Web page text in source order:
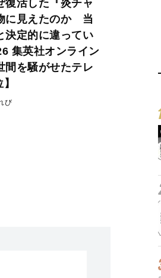
活した『炎チャ
に見えたのか 当
決定的に違ってい
集英社オンライン
間を騒がせたテレ
び